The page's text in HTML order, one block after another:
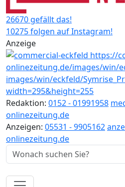
26670 gefällt das!
10275 folgen auf Instagram!
Anzeige
Redaktion: 0152 - 01991958
onlinezeitung.de
Anzeigen: 05531 - 9905162
onlinezeitung.de